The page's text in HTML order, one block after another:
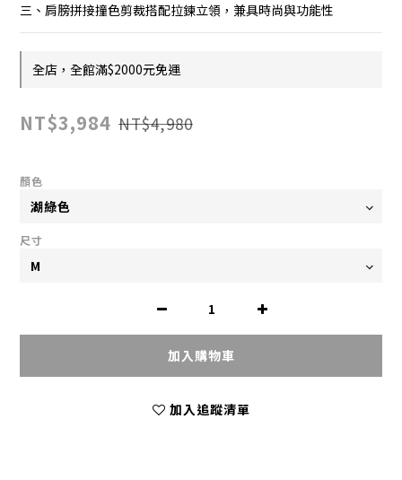
三、肩膀拼接撞色剪裁搭配拉鍊立領，兼具時尚與功能性
全店，全館滿$2000元免運
NT$3,984 NT$4,980
顏色
尺寸
加入購物車
加入追蹤清單